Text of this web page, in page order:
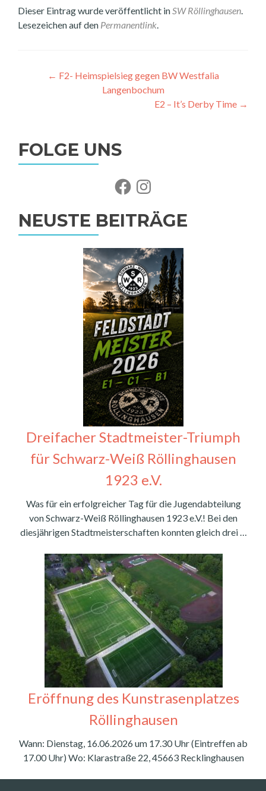
Dieser Eintrag wurde veröffentlicht inSW Röllinghausen.
Lesezeichen auf den Permanentlink.
Beitragsnavigation
← F2- Heimspielsieg gegen BW Westfalia
Langenbochum
E2 – It’s Derby Time →
FOLGE UNS
FacebookInstagram
NEUSTE BEITRÄGE
Dreifacher Stadtmeister-Triumph
für Schwarz-Weiß Röllinghausen
1923 e.V.
Was für ein erfolgreicher Tag für die Jugendabteilung
von Schwarz-Weiß Röllinghausen 1923 e.V.! Bei den
diesjährigen Stadtmeisterschaften konnten gleich drei …
Eröffnung des Kunstrasenplatzes
Röllinghausen
Wann: Dienstag, 16.06.2026 um 17.30 Uhr (Eintreffen ab
17.00 Uhr) Wo: Klarastraße 22, 45663 Recklinghausen